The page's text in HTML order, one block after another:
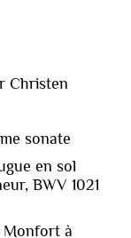
Christen
sonate
en sol
BWV 1021
Monfort à